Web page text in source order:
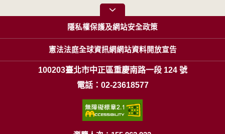
隱私權保護及網站安全政策
憲法法庭全球資訊網網站資料開放宣告
100203臺北市中正區重慶南路一段 124 號
電話：02-23618577